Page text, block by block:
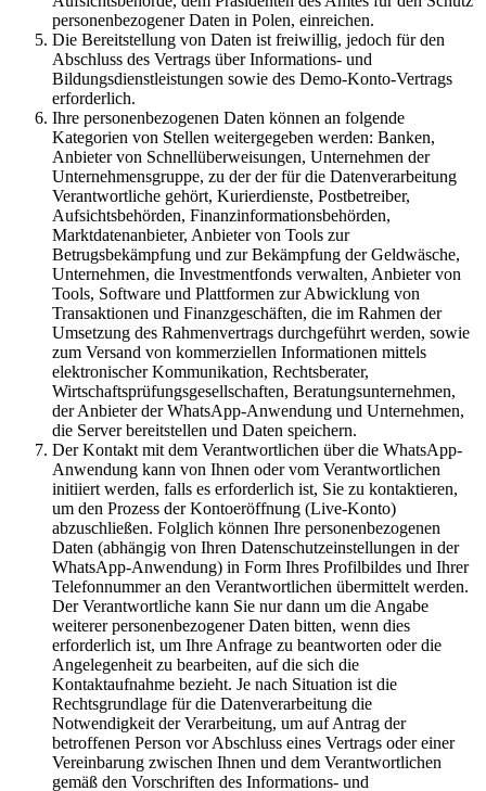
personenbezogener Daten in Polen, einreichen.
Die Bereitstellung von Daten ist freiwillig, jedoch für den
Abschluss des Vertrags über Informations- und
Bildungsdienstleistungen sowie des Demo-Konto-Vertrags
erforderlich.
Ihre personenbezogenen Daten können an folgende
Kategorien von Stellen weitergegeben werden: Banken,
Anbieter von Schnellüberweisungen, Unternehmen der
Unternehmensgruppe, zu der der für die Datenverarbeitung
Verantwortliche gehört, Kurierdienste, Postbetreiber,
Aufsichtsbehörden, Finanzinformationsbehörden,
Marktdatenanbieter, Anbieter von Tools zur
Betrugsbekämpfung und zur Bekämpfung der Geldwäsche,
Unternehmen, die Investmentfonds verwalten, Anbieter von
Tools, Software und Plattformen zur Abwicklung von
Transaktionen und Finanzgeschäften, die im Rahmen der
Umsetzung des Rahmenvertrags durchgeführt werden, sowie
zum Versand von kommerziellen Informationen mittels
elektronischer Kommunikation, Rechtsberater,
Wirtschaftsprüfungsgesellschaften, Beratungsunternehmen,
der Anbieter der WhatsApp-Anwendung und Unternehmen,
die Server bereitstellen und Daten speichern.
Der Kontakt mit dem Verantwortlichen über die WhatsApp-
Anwendung kann von Ihnen oder vom Verantwortlichen
initiiert werden, falls es erforderlich ist, Sie zu kontaktieren,
um den Prozess der Kontoeröffnung (Live-Konto)
abzuschließen. Folglich können Ihre personenbezogenen
Daten (abhängig von Ihren Datenschutzeinstellungen in der
WhatsApp-Anwendung) in Form Ihres Profilbildes und Ihrer
Telefonnummer an den Verantwortlichen übermittelt werden.
Der Verantwortliche kann Sie nur dann um die Angabe
weiterer personenbezogener Daten bitten, wenn dies
erforderlich ist, um Ihre Anfrage zu beantworten oder die
Angelegenheit zu bearbeiten, auf die sich die
Kontaktaufnahme bezieht. Je nach Situation ist die
Rechtsgrundlage für die Datenverarbeitung die
Notwendigkeit der Verarbeitung, um auf Antrag der
betroffenen Person vor Abschluss eines Vertrags oder einer
Vereinbarung zwischen Ihnen und dem Verantwortlichen
gemäß den Vorschriften des Informations- und